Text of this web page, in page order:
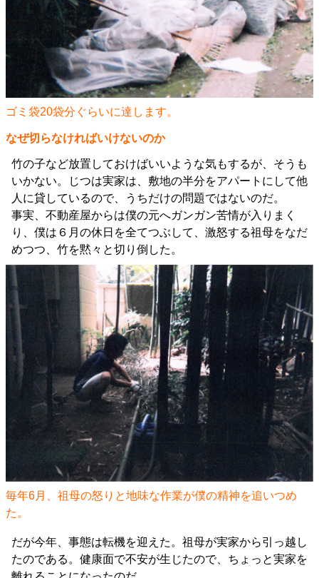
ゴミ袋20袋分ぐらいに達します。
なぜ切らなければいけないのか
竹の子など放置しておけばいいような気もするが、そうも
いかない。じつは実家は、敷地の半分をアパートにして他
人に貸しているので、うちだけの問題ではないのだ。
事実、不動産屋からは僕の元へガンガン苦情が入りまく
り、僕は６月の休日を全てつぶして、激怒する祖母をなだ
めつつ、竹を黙々と切り倒した。
毎年6月、祖母の怒りと地味な作業が僕の精神を追いつめ
た。
だが今年、事態は転機を迎えた。祖母が実家から引っ越し
たのである。健康面で不安が生じたので、ちょっと実家を